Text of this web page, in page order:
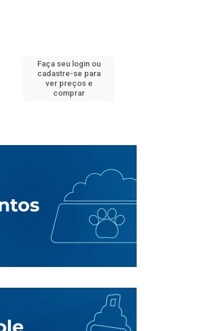
Faça seu login ou
cadastre-se para
ver preços e
comprar